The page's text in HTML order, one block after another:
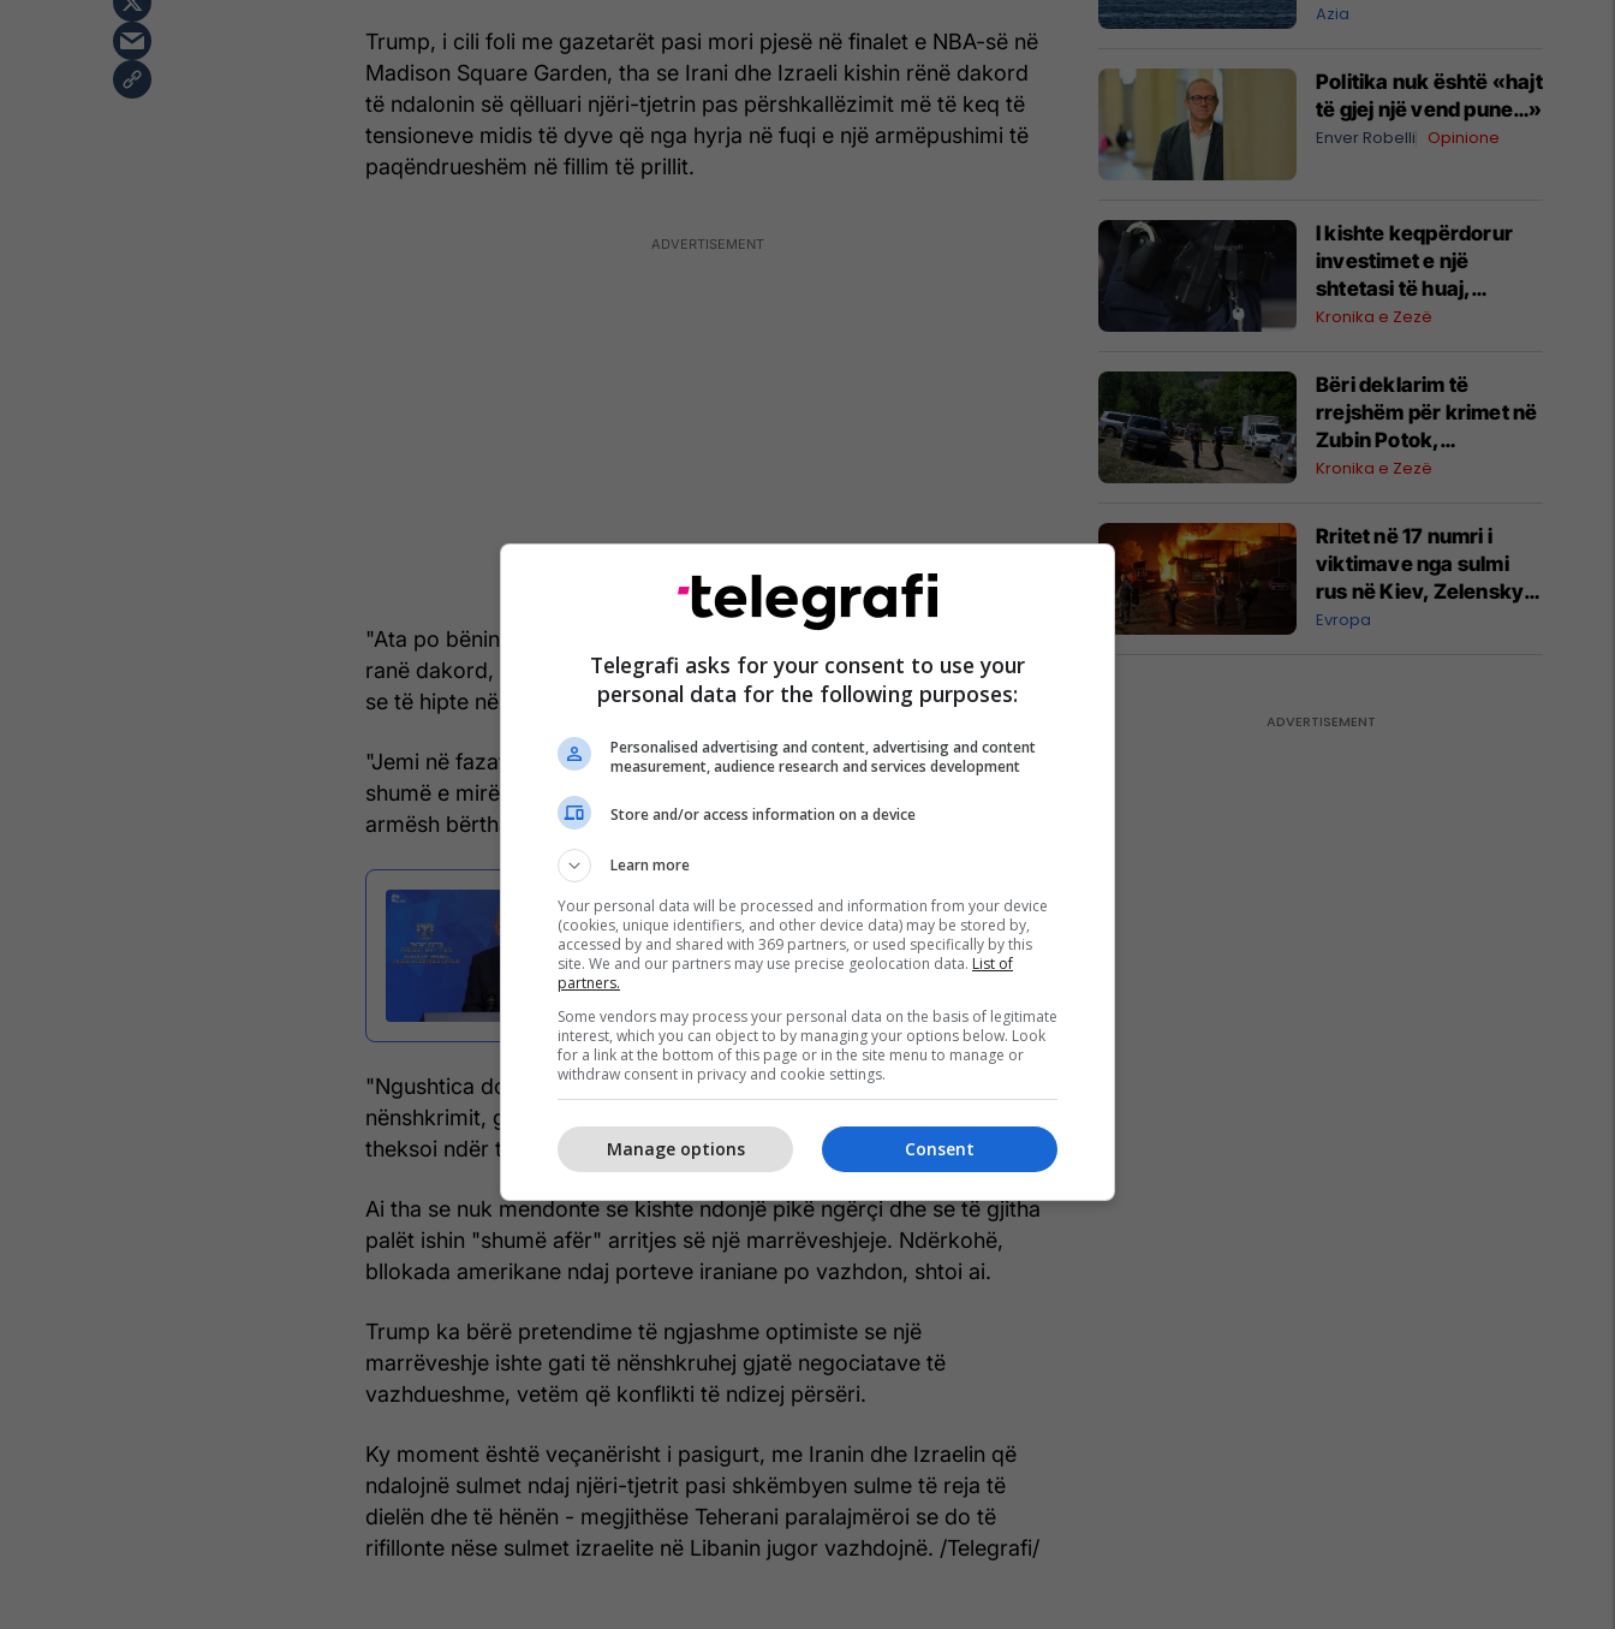
Trump, i cili foli me gazetarët pasi mori pjesë në finalet e NBA-së në
Madison Square Garden, tha se Irani dhe Izraeli kishin rënë dakord
të ndalonin së qëlluari njëri-tjetrin pas përshkallëzimit më të keq të
tensioneve midis të dyve që nga hyrja në fuqi e një armëpushimi të
paqëndrueshëm në fillim të prillit.
"Ata po bënin lëvizje para dhe mbrapa (me sulme), dhe tani të dy
ranë dakord, nëpërmjet meje, të ndalonin", u tha ai gazetarëve para
se të hipte në Air Force One, transmeton Telegrafi.
"Jemi në fazat e fundit të asaj që do të jetë një marrëveshje shumë,
shumë e mirë, që nuk do të lejojë në asnjë mënyrë, formë ose formë
armësh bërthamore (për Iranin)", shtoi ai.
Netanyahu po përgatiste një sulm të
rëndësishëm ndaj Iranit kur Trump e bindi
"Ngushtica do të hapet menjëherë. Do të hapet menjëherë pas
nënshkrimit, gjë që mund të ndodhë brenda dy ose tre ditësh",
theksoi ndër tjera.
Ai tha se nuk mendonte se kishte ndonjë pikë ngërçi dhe se të gjitha
palët ishin "shumë afër" arritjes së një marrëveshjeje. Ndërkohë,
bllokada amerikane ndaj porteve iraniane po vazhdon, shtoi ai.
Trump ka bërë pretendime të ngjashme optimiste se një
marrëveshje ishte gati të nënshkruhej gjatë negociatave të
vazhdueshme, vetëm që konflikti të ndizej përsëri.
Ky moment është veçanërisht i pasigurt, me Iranin dhe Izraelin që
ndalojnë sulmet ndaj njëri-tjetrit pasi shkëmbyen sulme të reja të
dielën dhe të hënën - megjithëse Teherani paralajmëroi se do të
rifillonte nëse sulmet izraelite në Libanin jugor vazhdojnë. /Telegrafi/
Hormuzit?
Azia
Politika nuk është «hajt
të gjej një vend pune…»
Enver Robelli Opinione
I kishte keqpërdorur
investimet e një
shtetasi të huaj,
arrestohet i dyshuari
Kronika e Zezë
​Bëri deklarim të
rrejshëm për krimet në
Zubin Potok,
“dëshmitari” nga
Kronika e Zezë
Rritet në 17 numri i
viktimave nga sulmi
rus në Kiev, Zelensky
kërkon më shumë
Evropa
Telegrafi asks for your consent to use your
personal data for the following purposes:
Personalised advertising and content, advertising and content
measurement, audience research and services development
Store and/or access information on a device
Learn more
Your personal data will be processed and information from your device
(cookies, unique identifiers, and other device data) may be stored by,
accessed by and shared with 369 partners, or used specifically by this
site. We and our partners may use precise geolocation data. List of
partners.
Some vendors may process your personal data on the basis of legitimate
interest, which you can object to by managing your options below. Look
for a link at the bottom of this page or in the site menu to manage or
withdraw consent in privacy and cookie settings.
Consent
Manage options